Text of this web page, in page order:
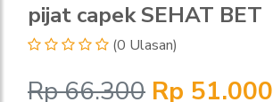
pijat capek SEHAT BET
(0 Ulasan)
Rp 66.300 Rp 51.000